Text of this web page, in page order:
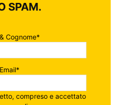
SPAM.
Cognome*
Email*
compreso e accettato